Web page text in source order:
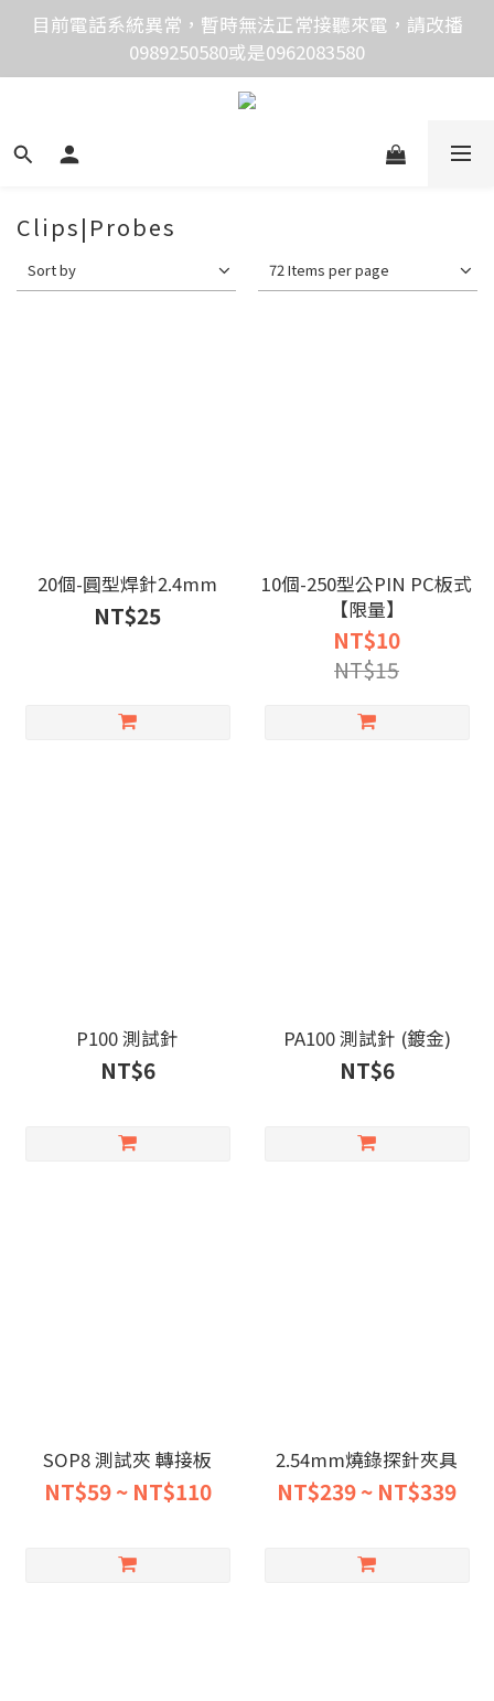
價格均含稅，下單享優惠！歡迎大量採購，由專人提供
專案報價。
目前電話系統異常，暫時無法正常接聽來電，請改播
0989250580或是0962083580
價格均含稅，下單享優惠！歡迎大量採購，由專人提供
Clips|Probes
Sort by 72 Items per page
20個-圓型焊針2.4mm
NT$25
10個-250型公PIN PC板式
【限量】
NT$10
NT$15
P100 測試針
NT$6
PA100 測試針 (鍍金)
NT$6
SOP8 測試夾 轉接板
NT$59 ~ NT$110
2.54mm燒錄探針夾具
NT$239 ~ NT$339